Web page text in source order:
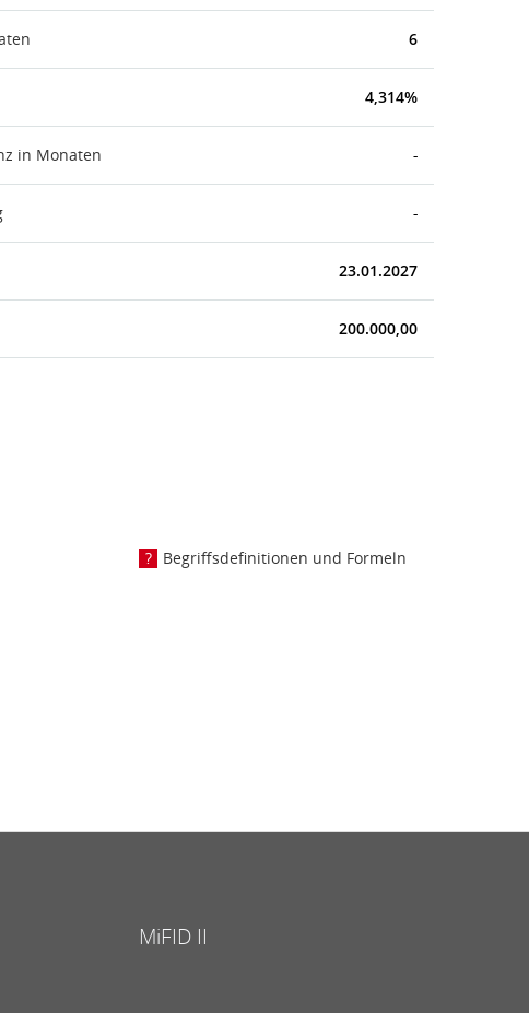
6
4,314%
in Monaten -
-
23.01.2027
200.000,00
Begriffsdefinitionen und Formeln
MiFID II